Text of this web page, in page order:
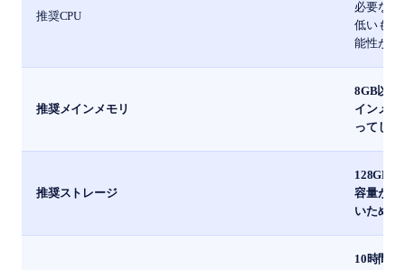
推奨CPU
必要な画
低いもの
能性があ
推奨メインメモリ
8GB以上
インメモ
ってしま
推奨ストレージ
128GB
容量が少
いため、
10時間